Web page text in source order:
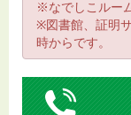
※なでしこルー
※図書館、証明
時からです。